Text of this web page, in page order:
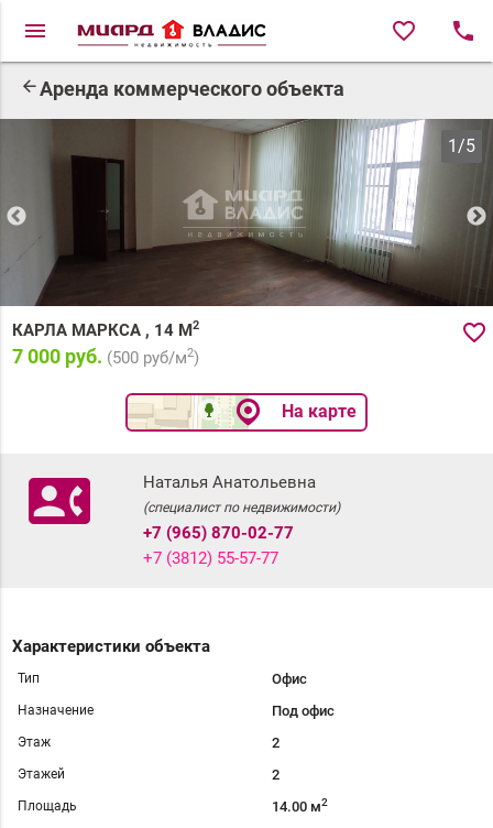
menu favorite_border local_phone
arrow_backАренда коммерческого объекта
1/5
favorite_border
КАРЛА МАРКСА , 14М2
7 000 руб. (500руб/м2)
На карте
contact_phone Наталья Анатольевна
(специалист по недвижимости)
+7 (965) 870-02-77
+7 (3812) 55-57-77
Характеристики объекта
Тип Офис
Назначение Под офис
Этаж 2
Этажей 2
Площадь 14.00 м2